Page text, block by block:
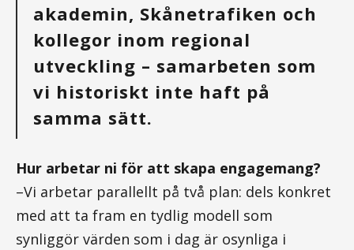
akademin, Skånetrafiken och
kollegor inom regional
utveckling – samarbeten som
vi historiskt inte haft på
samma sätt.
Hur arbetar ni för att skapa engagemang?
–Vi arbetar parallellt på två plan: dels konkret
med att ta fram en tydlig modell som
synliggör värden som i dag är osynliga i